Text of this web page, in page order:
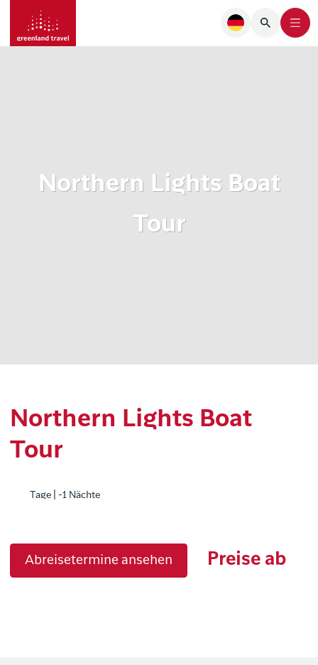
Northern Lights Boat
Tour
Northern Lights Boat
Tour
Tage | -1 Nächte
Abreisetermine ansehen Preise ab